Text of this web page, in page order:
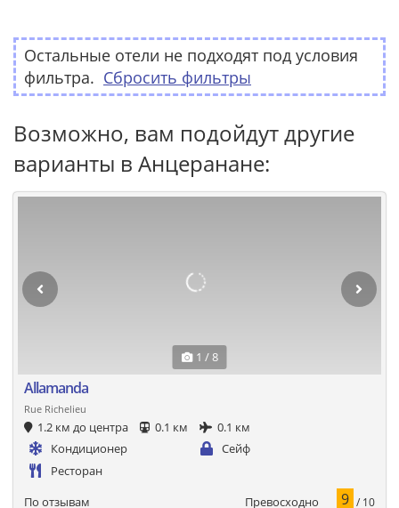
Остальные отели не подходят под условия
фильтра. Сбросить фильтры
Возможно, вам подойдут другие
варианты в Анцеранане:
1 / 8
Allamanda
Rue Richelieu
1.2 км до центра 0.1 км
0.1 км
Кондиционер
Сейф
Ресторан
По отзывам Превосходно 9 / 10